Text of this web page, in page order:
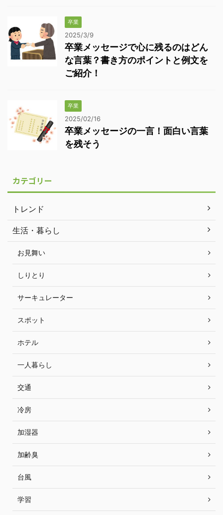
卒業
2025/3/9
卒業メッセージで心に残るのはどん
な言葉？書き方のポイントと例文を
ご紹介！
卒業
2025/02/16
卒業メッセージの一言！面白い言葉
を残そう
カテゴリー
トレンド
生活・暮らし
お見舞い
しりとり
サーキュレーター
スポット
ホテル
一人暮らし
交通
冷房
加湿器
加齢臭
台風
学習